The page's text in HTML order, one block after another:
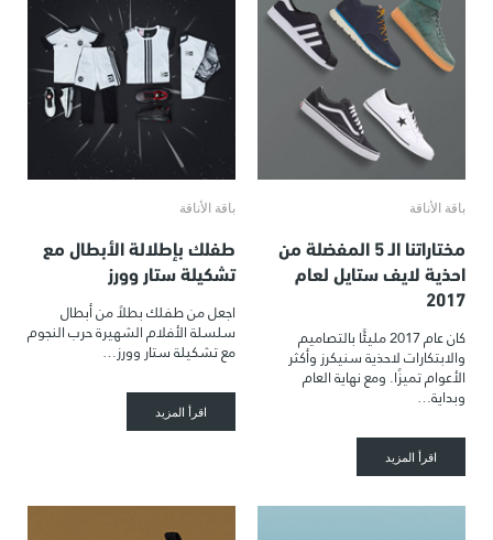
باقة الأناقة
مختاراتنا الـ 5 المفضلة من
احذية لايف ستايل لعام
2017
كان عام 2017 مليئًا بالتصاميم
والابتكارات لاحذية سنيكرز وأكثر
الأعوام تميزًا. ومع نهاية العام
وبداية…
اقرأ المزيد
باقة الأناقة
طفلك بإطلالة الأبطال مع
تشكيلة ستار وورز
اجعل من طفلك بطلاً من أبطال
سلسلة الأفلام الشهيرة حرب النجوم
مع تشكيلة ستار وورز…
اقرأ المزيد